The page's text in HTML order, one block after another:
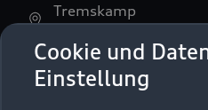
Cookie und
Einstellung
Tremskamp
0451 289930